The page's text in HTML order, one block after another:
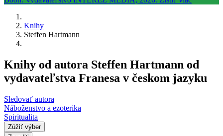
Knihy
Steffen Hartmann
Knihy od autora Steffen Hartmann od
vydavateľstva Franesa v českom jazyku
Sledovať autora
Náboženstvo a ezoterika
Spiritualita
Zúžiť výber